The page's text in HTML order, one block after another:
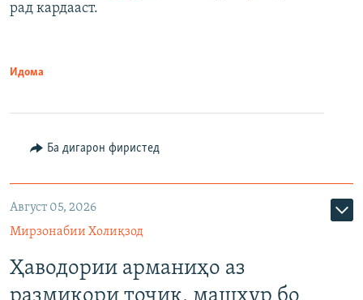
рад кардааст.
Идома
Ба дигарон фиристед
Август 05, 2026
Мирзонабии Холиқзод
Ҳаводории арманиҳо аз